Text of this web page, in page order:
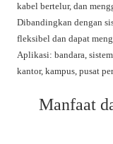
kabel bertelur, dan
Dibandingkan dengan
fleksibel dan dapat
Aplikasi: bandara,
kantor, kampus, pusat
Manfaat